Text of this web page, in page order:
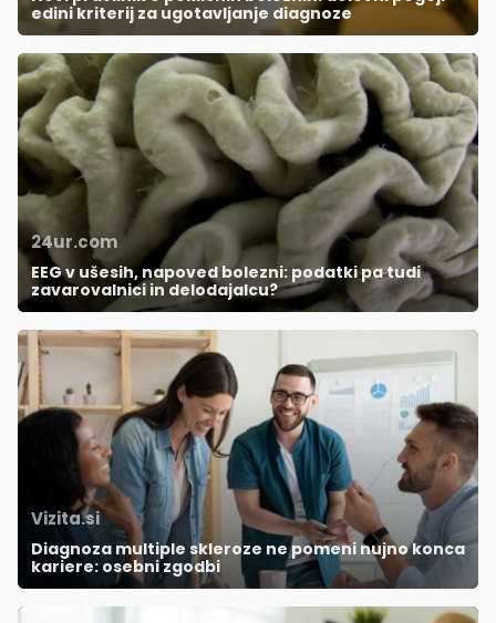
edini kriterij za ugotavljanje diagnoze
24ur.com
EEG v ušesih, napoved bolezni: podatki pa tudi
zavarovalnici in delodajalcu?
Vizita.si
Diagnoza multiple skleroze ne pomeni nujno konca
kariere: osebni zgodbi